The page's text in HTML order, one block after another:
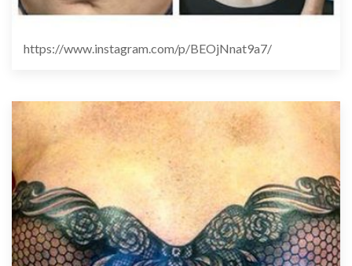
https://www.instagram.com/p/BEOjNnat9a7/